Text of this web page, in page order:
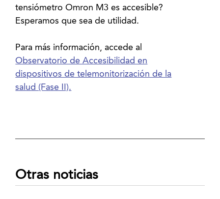
tensiómetro Omron M3 es accesible?
Esperamos que sea de utilidad.
Para más información, accede al
Observatorio de Accesibilidad en
dispositivos de telemonitorización de la
salud (Fase II).
Otras noticias